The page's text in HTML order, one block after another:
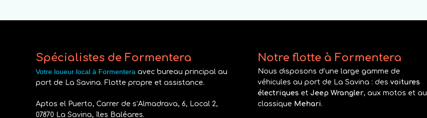
Spécialistes de Formentera
Votre loueur local à Formentera avec bureau principal au
port de La Savina. Flotte propre et assistance.
Aptos el Puerto, Carrer de s’Almadrava, 6, Local 2,
07870 La Savina, îles Baléares.
Notre flotte à Formentera
Nous disposons d’une large gamme de
véhicules au port de La Savina : des voitures
électriques et Jeep Wrangler, aux motos et au
classique Mehari.